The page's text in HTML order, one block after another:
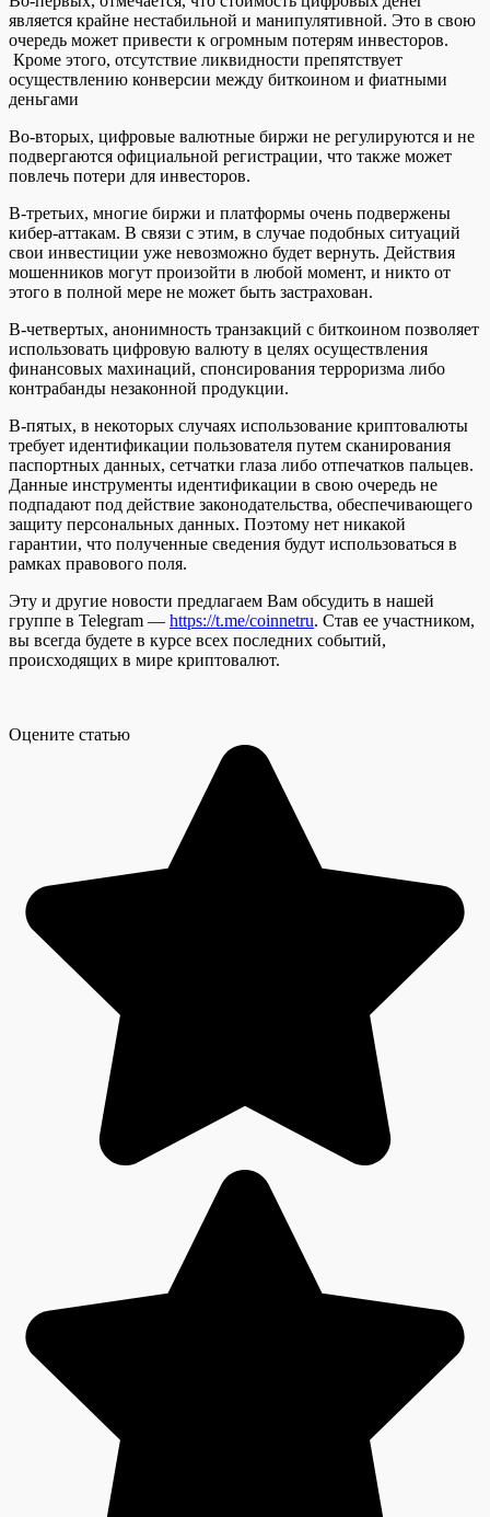
является крайне нестабильной и манипулятивной. Это в свою
очередь может привести к огромным потерям инвесторов.
Кроме этого, отсутствие ликвидности препятствует
осуществлению конверсии между биткоином и фиатными
деньгами
Во-вторых, цифровые валютные биржи не регулируются и не
подвергаются официальной регистрации, что также может
повлечь потери для инвесторов.
В-третьих, многие биржи и платформы очень подвержены
кибер-аттакам. В связи с этим, в случае подобных ситуаций
свои инвестиции уже невозможно будет вернуть. Действия
мошенников могут произойти в любой момент, и никто от
этого в полной мере не может быть застрахован.
В-четвертых, анонимность транзакций с биткоином позволяет
использовать цифровую валюту в целях осуществления
финансовых махинаций, спонсирования терроризма либо
контрабанды незаконной продукции.
В-пятых, в некоторых случаях использование криптовалюты
требует идентификации пользователя путем сканирования
паспортных данных, сетчатки глаза либо отпечатков пальцев.
Данные инструменты идентификации в свою очередь не
подпадают под действие законодательства, обеспечивающего
защиту персональных данных. Поэтому нет никакой
гарантии, что полученные сведения будут использоваться в
рамках правового поля.
Эту и другие новости предлагаем Вам обсудить в нашей
группе в Telegram — https://t.me/coinnetru. Став ее участником,
вы всегда будете в курсе всех последних событий,
происходящих в мире криптовалют.
Оцените статью